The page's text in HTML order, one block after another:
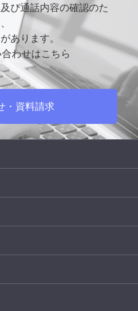
び通話内容の確認のた
あります。
わせはこちら
・資料請求